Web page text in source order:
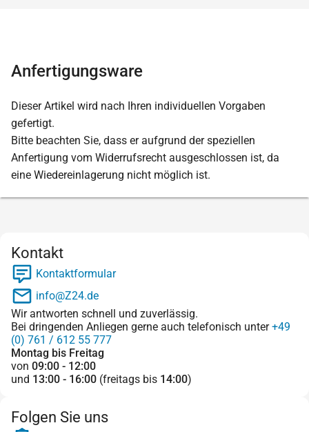
Anfertigungsware
Dieser Artikel wird nach Ihren individuellen Vorgaben
gefertigt.
Bitte beachten Sie, dass er aufgrund der speziellen
Anfertigung vom Widerrufsrecht ausgeschlossen ist, da
eine Wiedereinlagerung nicht möglich ist.
Kontakt
Kontaktformular
info@Z24.de
Wir antworten schnell und zuverlässig.
Bei dringenden Anliegen gerne auch telefonisch unter+49
(0) 761 / 612 55 777
Montag bis Freitag
von 09:00 - 12:00
und 13:00 - 16:00 (freitags bis 14:00)
Folgen Sie uns